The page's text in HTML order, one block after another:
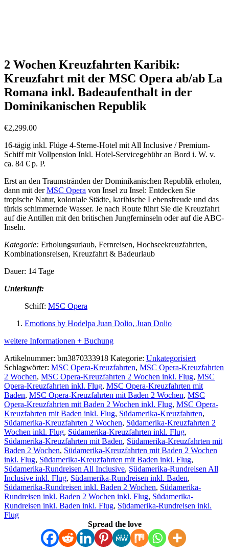
2 Wochen Kreuzfahrten Karibik:
Kreuzfahrt mit der MSC Opera ab/ab La
Romana inkl. Badeaufenthalt in der
Dominikanischen Republik
€2,299.00
16-tägig inkl. Flüge 4-Sterne-Hotel mit All Inclusive / Premium-
Schiff mit Vollpension Inkl. Hotel-Servicegebühr an Bord i. W. v.
ca. 84 € p. P.
Erst an den Traumstränden der Dominikanischen Republik erholen,
dann mit derMSC Opera von Insel zu Insel: Entdecken Sie
tropische Natur, koloniale Städte, karibische Lebensfreude und das
türkis schimmernde Wasser. Je nach Route führt Sie die Kreuzfahrt
auf die Antillen mit den britischen Jungferninseln oder auf die ABC-
Inseln.
Kategorie: Erholungsurlaub, Fernreisen, Hochseekreuzfahrten,
Kombinationsreisen, Kreuzfahrt & Badeurlaub
Dauer: 14 Tage
Unterkunft:
Schiff: MSC Opera
Emotions by Hodelpa Juan Dolio, Juan Dolio
weitere Informationen + Buchung
Artikelnummer: bm3870333918 Kategorie: Unkategorisiert
Schlagwörter: MSC Opera-Kreuzfahrten, MSC Opera-Kreuzfahrten
2 Wochen, MSC Opera-Kreuzfahrten 2 Wochen inkl. Flug, MSC
Opera-Kreuzfahrten inkl. Flug, MSC Opera-Kreuzfahrten mit
Baden, MSC Opera-Kreuzfahrten mit Baden 2 Wochen, MSC
Opera-Kreuzfahrten mit Baden 2 Wochen inkl. Flug, MSC Opera-
Kreuzfahrten mit Baden inkl. Flug, Südamerika-Kreuzfahrten,
Südamerika-Kreuzfahrten 2 Wochen, Südamerika-Kreuzfahrten 2
Wochen inkl. Flug, Südamerika-Kreuzfahrten inkl. Flug,
Südamerika-Kreuzfahrten mit Baden, Südamerika-Kreuzfahrten mit
Baden 2 Wochen, Südamerika-Kreuzfahrten mit Baden 2 Wochen
inkl. Flug, Südamerika-Kreuzfahrten mit Baden inkl. Flug,
Südamerika-Rundreisen All Inclusive, Südamerika-Rundreisen All
Inclusive inkl. Flug, Südamerika-Rundreisen inkl. Baden,
Südamerika-Rundreisen inkl. Baden 2 Wochen, Südamerika-
Rundreisen inkl. Baden 2 Wochen inkl. Flug, Südamerika-
Rundreisen inkl. Baden inkl. Flug, Südamerika-Rundreisen inkl.
Flug
Spread the love